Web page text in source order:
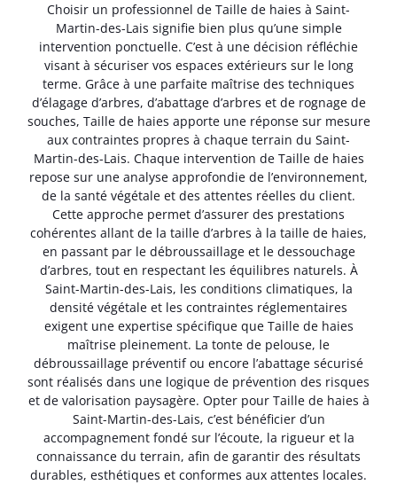
Choisir un professionnel de Taille de haies à Saint-
Martin-des-Lais signifie bien plus qu’une simple
intervention ponctuelle. C’est à une décision réfléchie
visant à sécuriser vos espaces extérieurs sur le long
terme. Grâce à une parfaite maîtrise des techniques
d’élagage d’arbres, d’abattage d’arbres et de rognage de
souches, Taille de haies apporte une réponse sur mesure
aux contraintes propres à chaque terrain du Saint-
Martin-des-Lais. Chaque intervention de Taille de haies
repose sur une analyse approfondie de l’environnement,
de la santé végétale et des attentes réelles du client.
Cette approche permet d’assurer des prestations
cohérentes allant de la taille d’arbres à la taille de haies,
en passant par le débroussaillage et le dessouchage
d’arbres, tout en respectant les équilibres naturels. À
Saint-Martin-des-Lais, les conditions climatiques, la
densité végétale et les contraintes réglementaires
exigent une expertise spécifique que Taille de haies
maîtrise pleinement. La tonte de pelouse, le
débroussaillage préventif ou encore l’abattage sécurisé
sont réalisés dans une logique de prévention des risques
et de valorisation paysagère. Opter pour Taille de haies à
Saint-Martin-des-Lais, c’est bénéficier d’un
accompagnement fondé sur l’écoute, la rigueur et la
connaissance du terrain, afin de garantir des résultats
durables, esthétiques et conformes aux attentes locales.